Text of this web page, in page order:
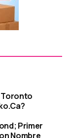
Toronto
Primer
Nombre